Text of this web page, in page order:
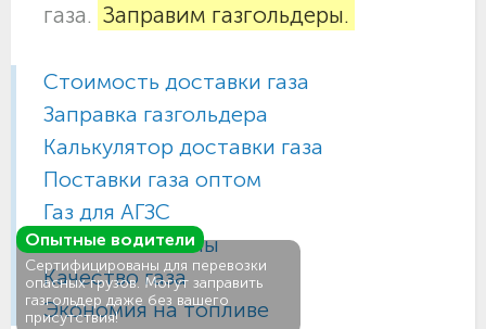
газа. Заправим газгольдеры.
Стоимость доставки газа
Заправка газгольдера
Калькулятор доставки газа
Поставки газа оптом
Газ для АГЗС
Газовые баллоны
Качество газа
Экономия на топливе
Опытные водители
Сертифицированы для перевозки
опасных грузов. Могут заправить
газгольдер даже без вашего
присутствия!